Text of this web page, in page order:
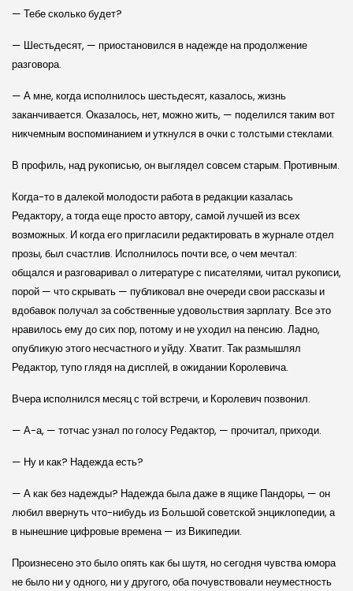
— Тебе сколько будет?
— Шестьдесят, — приостановился в надежде на продолжение
разговора.
— А мне, когда исполнилось шестьдесят, казалось, жизнь
заканчивается. Оказалось, нет, можно жить, — поделился таким вот
никчемным воспоминанием и уткнулся в очки с толстыми стеклами.
В профиль, над рукописью, он выглядел совсем старым. Противным.
Когда-то в далекой молодости работа в редакции казалась
Редактору, а тогда еще просто автору, самой лучшей из всех
возможных. И когда его пригласили редактировать в журнале отдел
прозы, был счастлив. Исполнилось почти все, о чем мечтал:
общался и разговаривал о литературе с писателями, читал рукописи,
порой — что скрывать — публиковал вне очереди свои рассказы и
вдобавок получал за собственные удовольствия зарплату. Все это
нравилось ему до сих пор, потому и не уходил на пенсию. Ладно,
опубликую этого несчастного и уйду. Хватит. Так размышлял
Редактор, тупо глядя на дисплей, в ожидании Королевича.
Вчера исполнился месяц с той встречи, и Королевич позвонил.
— А-а, — тотчас узнал по голосу Редактор, — прочитал, приходи.
— Ну и как? Надежда есть?
— А как без надежды? Надежда была даже в ящике Пандоры, — он
любил ввернуть что-нибудь из Большой советской энциклопедии, а
в нынешние цифровые времена — из Википедии.
Произнесено это было опять как бы шутя, но сегодня чувства юмора
не было ни у одного, ни у другого, оба почувствовали неуместность